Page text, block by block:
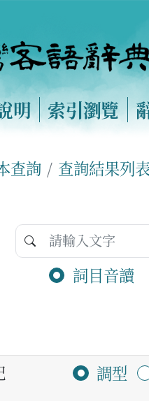
明 索引瀏覽
查詢 查詢結果列表
詞目音讀
調型